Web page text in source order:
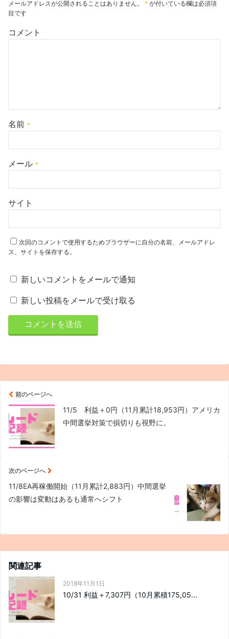
メールアドレスが公開されることはありません。 * が付いている欄は必須項
目です
コメント
名前 *
メール *
サイト
次回のコメントで使用するためブラウザーに自分の名前、メールアドレ
ス、サイトを保存する。
新しいコメントをメールで通知
新しい投稿をメールで受け取る
前のページへ
11/5 利益＋0円（11月累計18,953円）アメリカ
中間選挙対策で損切りも視野に。
次のページへ
11/8EA再稼働開始（11月累計2,883円）中間選挙
の影響は変動はあるも通常へシフト
関連記事
2018年11月1日
10/31 利益＋7,307円（10月累積175,05...